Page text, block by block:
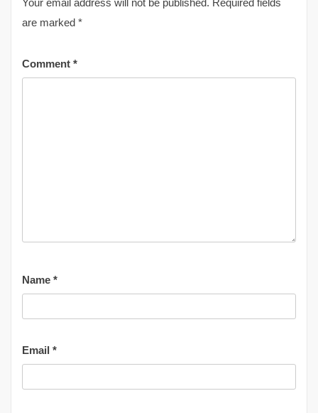
are marked *
Comment *
Name *
Email *